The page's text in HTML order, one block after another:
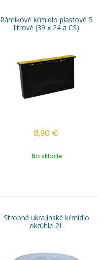
Rámikové kŕmidlo plastové 5
litrové (39 x 24 a CS)
8,90 €
Na sklade
Stropné ukrajinské kŕmidlo
okrúhle 2L